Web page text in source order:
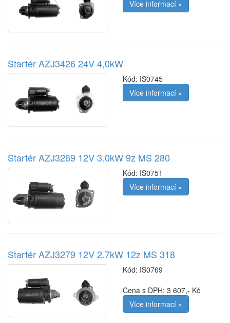
Více informací »
Startér AZJ3426 24V 4,0kW
Kód: IS0745
Více informací »
Startér AZJ3269 12V 3.0kW 9z MS 280
Kód: IS0751
Více informací »
Startér AZJ3279 12V 2.7kW 12z MS 318
Kód: IS0769
Cena s DPH: 3 607,- Kč
Více informací »